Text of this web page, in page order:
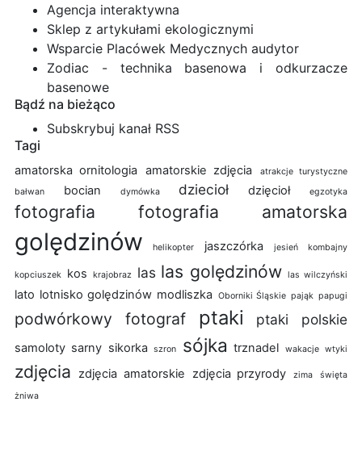
Agencja interaktywna
Sklep z artykułami ekologicznymi
Wsparcie Placówek Medycznych audytor
Zodiac - technika basenowa i odkurzacze
basenowe
Bądź na bieżąco
Subskrybuj kanał RSS
Tagi
amatorska ornitologia amatorskie zdjęcia
atrakcje turystyczne
bałwan
bocian dymówka dziecioł dzięcioł egzotyka
fotografia fotografia amatorska
golędzinów helikopter jaszczórka jesień kombajny
kopciuszek kos krajobraz las las golędzinów las wilczyński
lato lotnisko golędzinów modliszka Oborniki Śląskie pająk papugi
podwórkowy fotograf ptaki ptaki polskie
samoloty sarny sikorka szron sójka trznadel wakacje wtyki
zdjęcia zdjęcia amatorskie zdjęcia przyrody zima
święta
żniwa